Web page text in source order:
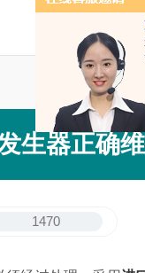
生器正确
1470